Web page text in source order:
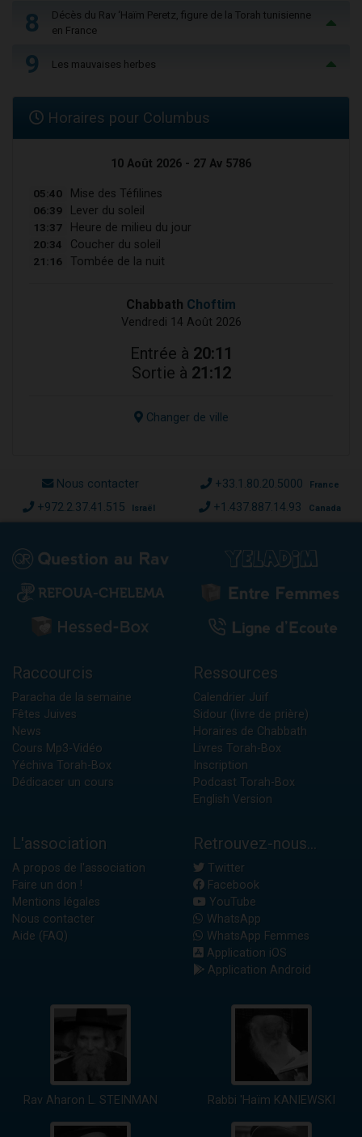
8
Décès du Rav ‘Haïm Peretz, figure de la Torah tunisienne
en France
9 Les mauvaises herbes
Horaires pour Columbus
10 Août 2026 - 27 Av 5786
05:40 Mise des Téfilines
06:39 Lever du soleil
13:37 Heure de milieu du jour
20:34 Coucher du soleil
21:16 Tombée de la nuit
Chabbath Choftim
Vendredi 14 Août 2026
Entrée à 20:11
Sortie à 21:12
Changer de ville
Nous contacter +33.1.80.20.5000 France
+972.2.37.41.515 Israël +1.437.887.14.93 Canada
Raccourcis
Paracha de la semaine
Fêtes Juives
News
Cours Mp3-Vidéo
Yéchiva Torah-Box
Dédicacer un cours
Ressources
Calendrier Juif
Sidour (livre de prière)
Horaires de Chabbath
Livres Torah-Box
Inscription
Podcast Torah-Box
English Version
L'association
A propos de l'association
Faire un don !
Mentions légales
Nous contacter
Aide (FAQ)
Retrouvez-nous...
Twitter
Facebook
YouTube
WhatsApp
WhatsApp Femmes
Application iOS
Application Android
Rav Aharon L. STEINMAN Rabbi 'Haïm KANIEWSKI